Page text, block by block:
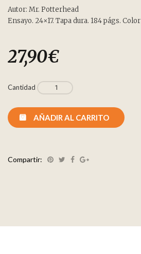
Autor: Mr. Potterhead
Ensayo. 24×17. Tapa dura. 184 págs. Color
27,90€
Cantidad
AÑADIR AL CARRITO
Compartir: